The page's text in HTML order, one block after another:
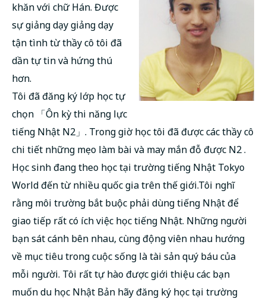
khăn với chữ Hán. Được
sự giảng dạy giảng dạy
tận tình từ thầy cô tôi đã
dần tự tin và hứng thú
hơn.
Tôi đã đăng ký lớp học tự
chọn 「Ôn kỳ thi năng lực
tiếng Nhật N2」. Trong giờ học tôi đã được các thầy cô
chi tiết những mẹo làm bài và may mắn đỗ được N2 .
Học sinh đang theo học tại trường tiếng Nhật Tokyo
World đến từ nhiều quốc gia trên thế giới.Tôi nghĩ
rằng môi trường bắt buộc phải dùng tiếng Nhật để
giao tiếp rất có ích việc học tiếng Nhật. Những người
bạn sát cánh bên nhau, cùng động viên nhau hướng
về mục tiêu trong cuộc sống là tài sản quý báu của
mỗi người. Tôi rất tự hào được giới thiệu các bạn
muốn du học Nhật Bản hãy đăng ký học tại trường